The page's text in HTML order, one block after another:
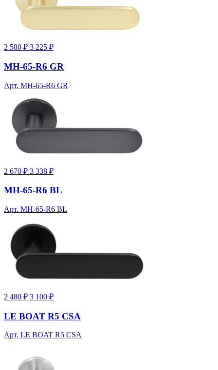
2 580 ₽ 3 225 ₽
MH-65-R6 GR
Арт. MH-65-R6 GR
2 670 ₽ 3 338 ₽
MH-65-R6 BL
Арт. MH-65-R6 BL
2 480 ₽ 3 100 ₽
LE BOAT R5 CSA
Арт. LE BOAT R5 CSA